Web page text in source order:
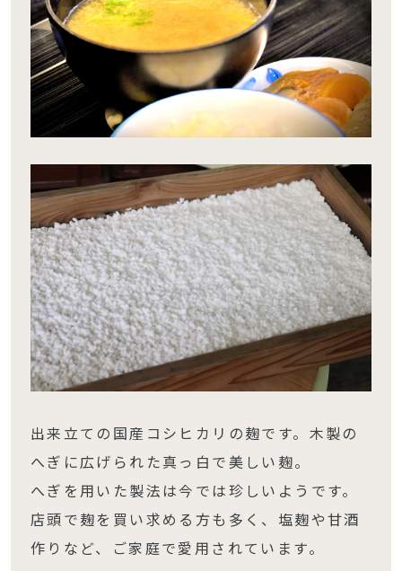
出来立ての国産コシヒカリの麹です。木製の
へぎに広げられた真っ白で美しい麹。
へぎを用いた製法は今では珍しいようです。
店頭で麹を買い求める方も多く、塩麹や甘酒
作りなど、ご家庭で愛用されています。